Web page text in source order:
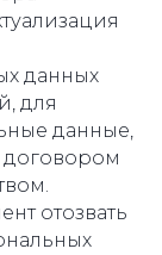
данных
для
данные,
договором
отозвать